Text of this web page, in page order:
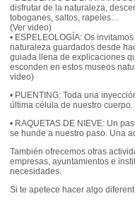
disfrutar de la naturaleza,
toboganes, saltos, rapeles…
(Ver video)
• ESPELEOLOGÍA: Os
naturaleza guardados desde
guiada llena de explicaciones
esconden en estos museos
video)
• PUENTING: Toda una
última célula de nuestro cuerpo.
• RAQUETAS DE NIEVE: Un
se hunde a nuestro paso. Una
También ofrecemos otras
empresas, ayuntamientos e
necesidades.
Si te apetece hacer algo